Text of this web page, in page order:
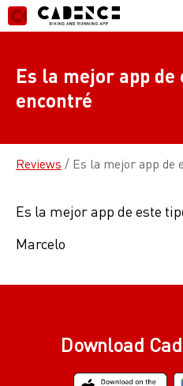
Skip
to
content
Es la mejor app de
encontré
Reviews / Es la mejor app de
Es la mejor app de este
Marcelo
Download